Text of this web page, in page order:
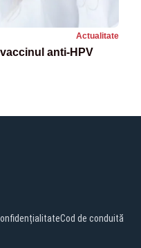
Actualitate
anti-HPV
Cod de conduită